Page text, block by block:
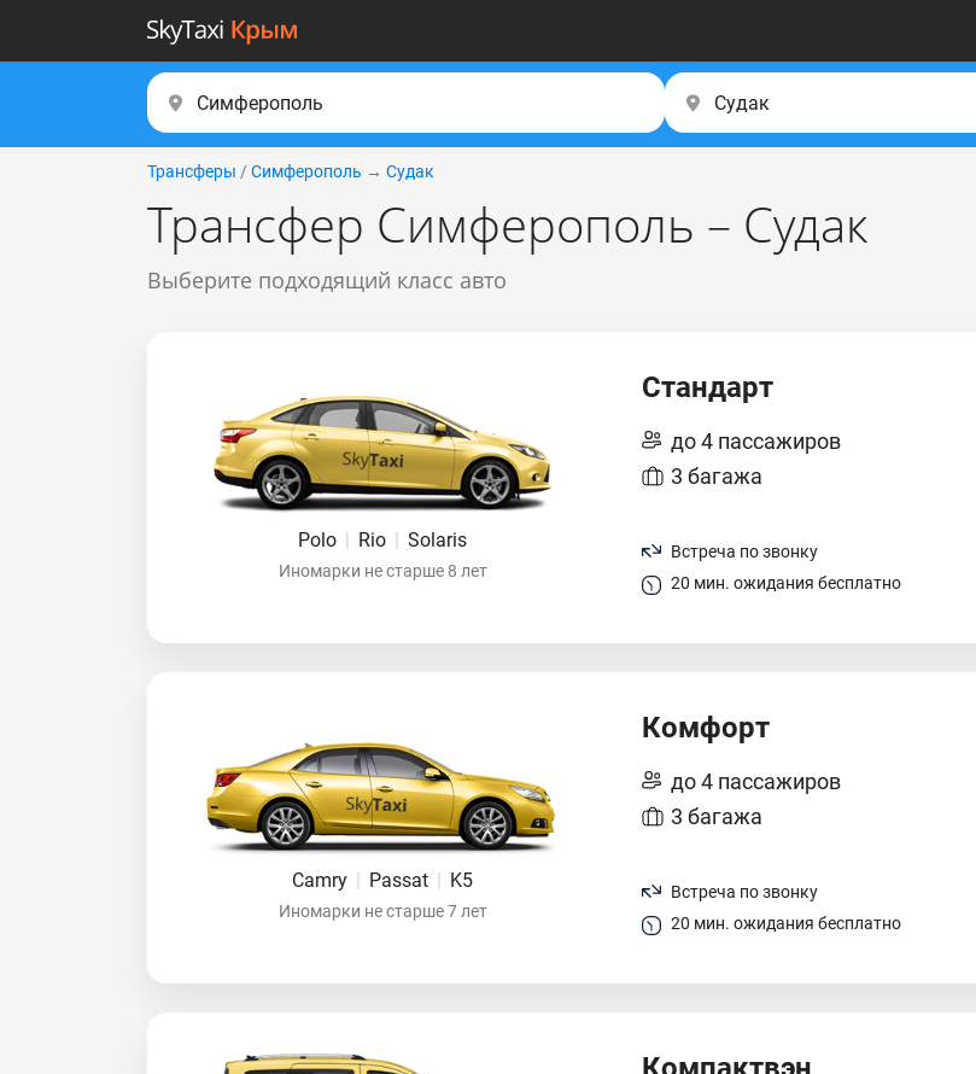
Трансферы / Симферополь → Судак
Трансфер Симферополь – Судак
Выберите подходящий класс авто
Polo | Rio | Solaris
Иномарки не старше 8 лет
Стандарт
до 4 пассажиров
3 багажа
Встреча по звонку
20 мин. ожидания бесплатно
Camry | Passat | K5
Иномарки не старше 7 лет
Комфорт
до 4 пассажиров
3 багажа
Встреча по звонку
20 мин. ожидания бесплатно